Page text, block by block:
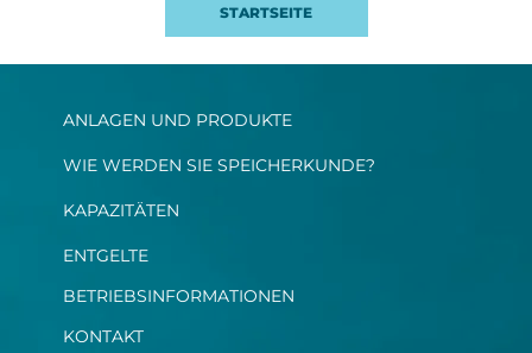
STARTSEITE
ANLAGEN UND PRODUKTE
WIE WERDEN SIE SPEICHERKUNDE?​
KAPAZITÄTEN
ENTGELTE
BETRIEBSINFORMATIONEN​
KONTAKT​